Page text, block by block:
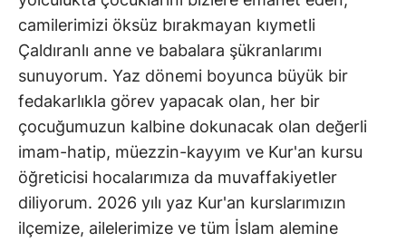
camilerimizi öksüz bırakmayan kıymetli
Çaldıranlı anne ve babalara şükranlarımı
sunuyorum. Yaz dönemi boyunca büyük bir
fedakarlıkla görev yapacak olan, her bir
çocuğumuzun kalbine dokunacak olan değerli
imam-hatip, müezzin-kayyım ve Kur'an kursu
öğreticisi hocalarımıza da muvaffakiyetler
diliyorum. 2026 yılı yaz Kur'an kurslarımızın
ilçemize, ailelerimize ve tüm İslam alemine